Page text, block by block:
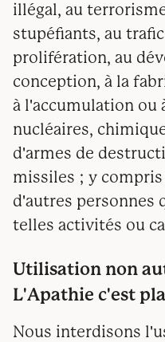
illégal, au
stupéfiants, au
prolifération, au
conception, à la
à l'accumulation ou
nucléaires,
d'armes de
missiles ; y
d'autres personnes
telles activités ou
Utilisation non
L'Apathie c'est
Nous interdisons